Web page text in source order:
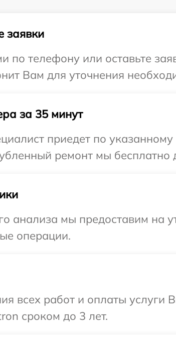
заявки
по телефону или оставьте
Вам для уточнения
за 35 минут
приедет по
ремонт мы
анализа мы предоставим на
операции.
всех работ и оплаты
сроком до 3 лет.